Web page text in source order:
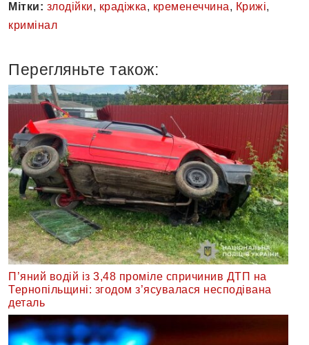
Мітки: злодійки, крадіжка, кременеччина, Крижі,
кримінал
Перегляньте також:
П’яний водій із 3,48 проміле спричинив ДТП на
Тернопільщині: згодом з’ясувалася несподівана
деталь